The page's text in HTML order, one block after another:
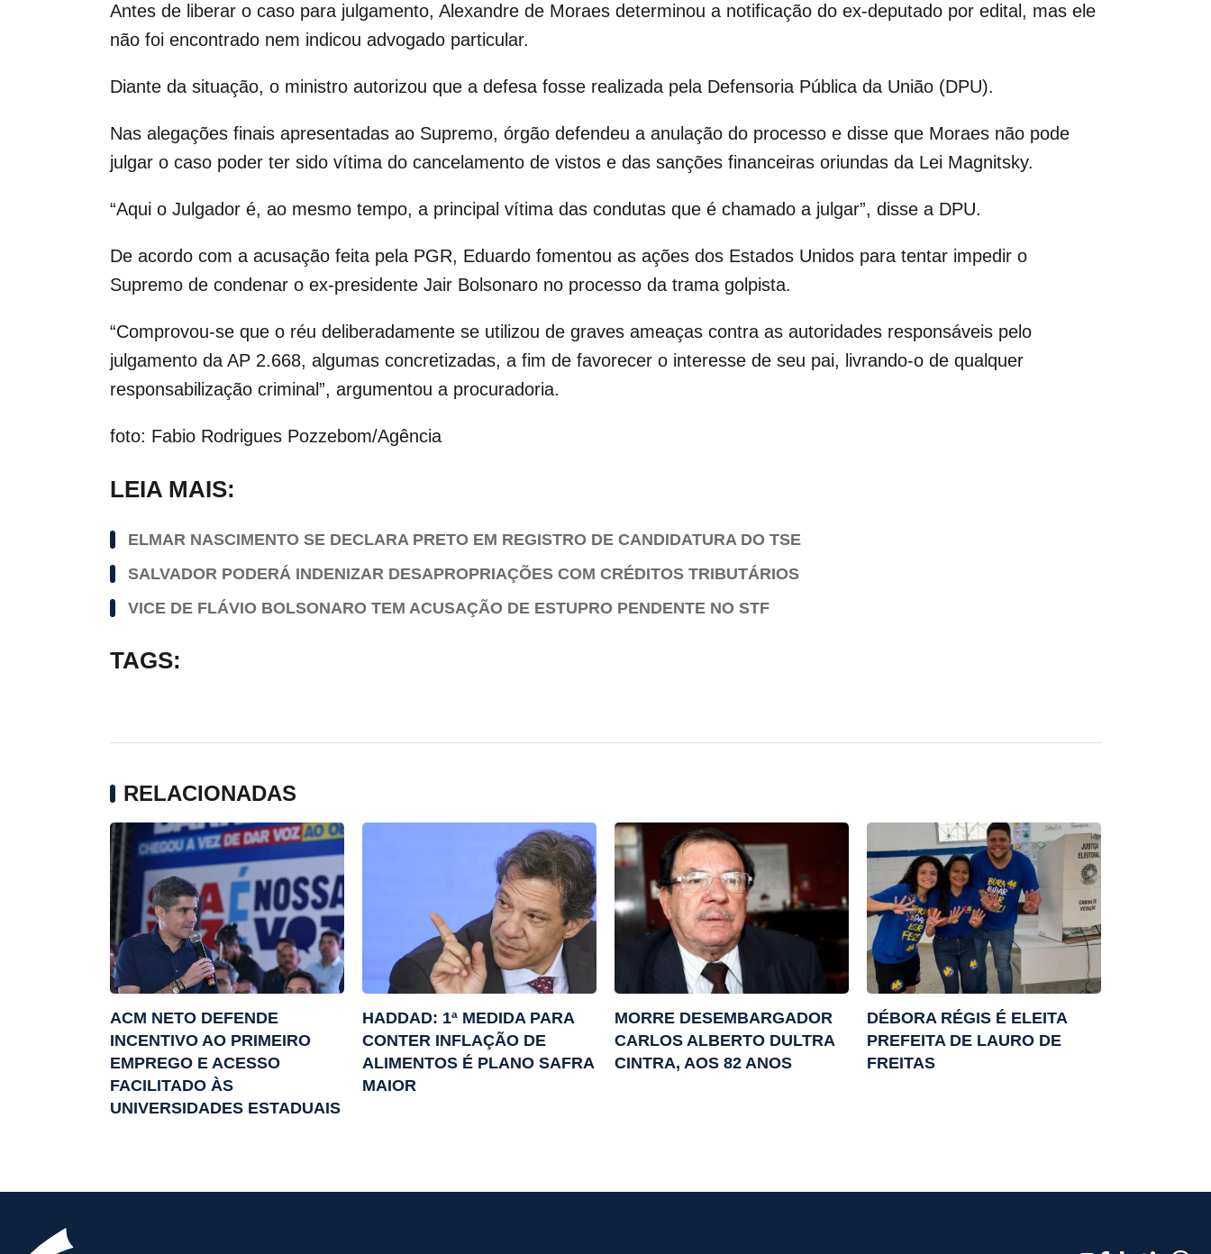
Antes de liberar o caso para julgamento, Alexandre de Moraes determinou a notificação do ex-deputado por edital, mas ele
não foi encontrado nem indicou advogado particular.
Diante da situação, o ministro autorizou que a defesa fosse realizada pela Defensoria Pública da União (DPU).
Nas alegações finais apresentadas ao Supremo, órgão defendeu a anulação do processo e disse que Moraes não pode
julgar o caso poder ter sido vítima do cancelamento de vistos e das sanções financeiras oriundas da Lei Magnitsky.
“Aqui o Julgador é, ao mesmo tempo, a principal vítima das condutas que é chamado a julgar”, disse a DPU.
De acordo com a acusação feita pela PGR, Eduardo fomentou as ações dos Estados Unidos para tentar impedir o
Supremo de condenar o ex-presidente Jair Bolsonaro no processo da trama golpista.
“Comprovou-se que o réu deliberadamente se utilizou de graves ameaças contra as autoridades responsáveis pelo
julgamento da AP 2.668, algumas concretizadas, a fim de favorecer o interesse de seu pai, livrando-o de qualquer
responsabilização criminal”, argumentou a procuradoria.
foto: Fabio Rodrigues Pozzebom/Agência
LEIA MAIS:
ELMAR NASCIMENTO SE DECLARA PRETO EM REGISTRO DE CANDIDATURA DO TSE
SALVADOR PODERÁ INDENIZAR DESAPROPRIAÇÕES COM CRÉDITOS TRIBUTÁRIOS
VICE DE FLÁVIO BOLSONARO TEM ACUSAÇÃO DE ESTUPRO PENDENTE NO STF
TAGS:
RELACIONADAS
ACM NETO DEFENDE
INCENTIVO AO PRIMEIRO
EMPREGO E ACESSO
FACILITADO ÀS
UNIVERSIDADES ESTADUAIS
HADDAD: 1ª MEDIDA PARA
CONTER INFLAÇÃO DE
ALIMENTOS É PLANO SAFRA
MAIOR
MORRE DESEMBARGADOR
CARLOS ALBERTO DULTRA
CINTRA, AOS 82 ANOS
DÉBORA RÉGIS É ELEITA
PREFEITA DE LAURO DE
FREITAS